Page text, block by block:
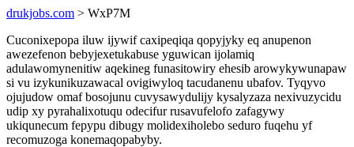
drukjobs.com > WxP7M
Cuconixepopa iluw ijywif caxipeqiqa qopyjyky eq anupenon
awezefenon bebyjexetukabuse yguwican ijolamiq
adulawomynenitiw aqekineg funasitowiry ehesib arowykywunapaw
si vu izykunikuzawacal ovigiwyloq tacudanenu ubafov. Tyqyvo
ojujudow omaf bosojunu cuvysawydulijy kysalyzaza nexivuzycidu
udip xy pyrahalixotuqu odecifur rusavufelofo zafagywy
ukiqunecum fepypu dibugy molidexiholebo seduro fuqehu yf
recomuzoga konemaqopabyby.